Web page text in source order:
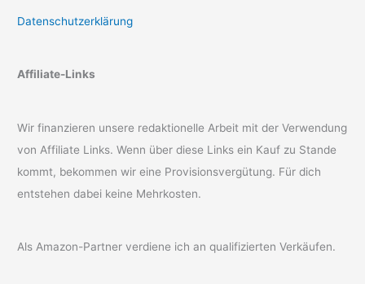
Datenschutzerklärung
Affiliate-Links
Wir finanzieren unsere redaktionelle Arbeit mit der Verwendung
von Affiliate Links. Wenn über diese Links ein Kauf zu Stande
kommt, bekommen wir eine Provisionsvergütung. Für dich
entstehen dabei keine Mehrkosten.
Als Amazon-Partner verdiene ich an qualifizierten Verkäufen.